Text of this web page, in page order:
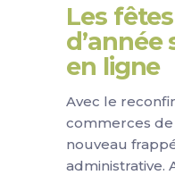
Les
en ligne
Avec le
commerces
nouveau
administrative.